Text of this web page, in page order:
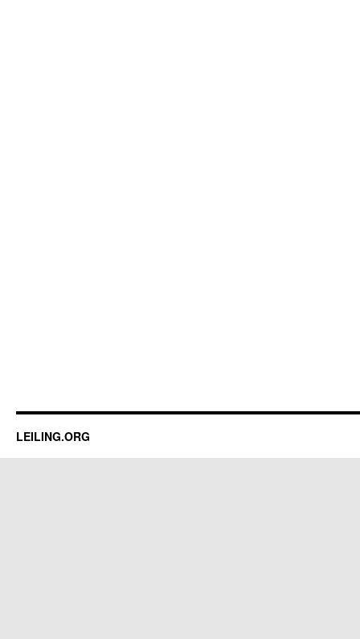
LEILING.ORG